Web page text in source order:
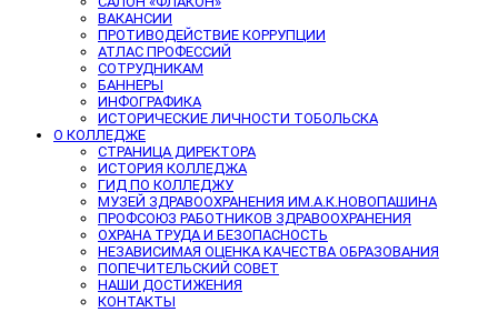
ВАКАНСИИ
ПРОТИВОДЕЙСТВИЕ КОРРУПЦИИ
АТЛАС ПРОФЕССИЙ
СОТРУДНИКАМ
БАННЕРЫ
ИНФОГРАФИКА
ИСТОРИЧЕСКИЕ ЛИЧНОСТИ ТОБОЛЬСКА
О КОЛЛЕДЖЕ
СТРАНИЦА ДИРЕКТОРА
ИСТОРИЯ КОЛЛЕДЖА
ГИД ПО КОЛЛЕДЖУ
МУЗЕЙ ЗДРАВООХРАНЕНИЯ ИМ.А.К.НОВОПАШИНА
ПРОФСОЮЗ РАБОТНИКОВ ЗДРАВООХРАНЕНИЯ
ОХРАНА ТРУДА И БЕЗОПАСНОСТЬ
НЕЗАВИСИМАЯ ОЦЕНКА КАЧЕСТВА ОБРАЗОВАНИЯ
ПОПЕЧИТЕЛЬСКИЙ СОВЕТ
НАШИ ДОСТИЖЕНИЯ
КОНТАКТЫ